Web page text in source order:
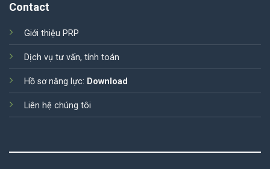
Contact
Giới thiệu PRP
Dịch vụ tư vấn, tính toán
Hồ sơ năng lực: Download
Liên hệ chúng tôi